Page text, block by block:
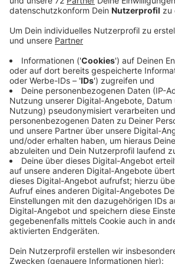
So kamen im nun abgelaufenen
Bewerberinnen und Bewerber 100
Ausbildungsstellen. „Das ist ein sehr
zeigt, wie viele Chancen es für die
Region gibt." Die Nachfrage von
Coesfeld nach Azubis ist zwar in
diesen auch gesunken, aber nicht so
anderen Teilen Deutschlands und
vor hoch. Auch jetzt finden
Stellen - beispielsweise in den
Groß- und Außenhandel, Lager und
im Handwerk.